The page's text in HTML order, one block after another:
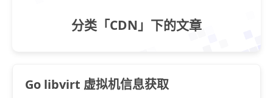
分类「CDN」下的文章
Go libvirt 虚拟机信息获取